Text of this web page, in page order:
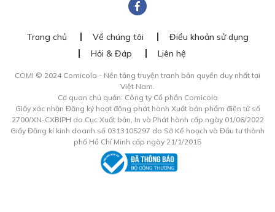
Trang chủ Về chúng tôi
Điều khoản sử dụng
Hỏi & Đáp
Liên hệ
COMI © 2024 Comicola - Nền tảng truyện tranh bản quyền duy nhất tại
Việt Nam.
Cơ quan chủ quản: Công ty Cổ phần Comicola
Giấy xác nhận Đăng ký hoạt động phát hành Xuất bản phẩm điện tử số
2700/XN-CXBIPH do Cục Xuất bản, In và Phát hành cấp ngày 01/06/2022
Giấy Đăng kí kinh doanh số 0313105297 do Sở Kế hoạch và Đầu tư thành
phố Hồ Chí Minh cấp ngày 21/1/2015